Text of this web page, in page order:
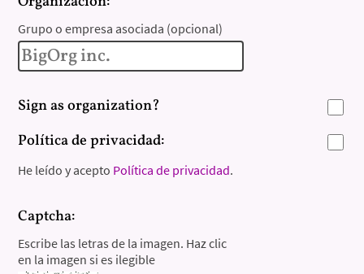
Grupo o empresa asociada (opcional)
Sign as organization?
Captcha:
Escribe las letras de la imagen. Haz clic
en la imagen si es ilegible
Política de privacidad:
He leído y acepto Política de privacidad.